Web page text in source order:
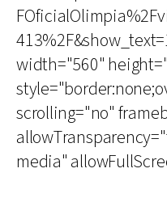
width="560"
scrolling="no"
media"